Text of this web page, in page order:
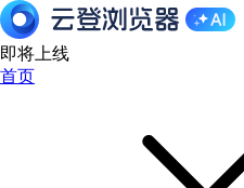
即将上线
首页